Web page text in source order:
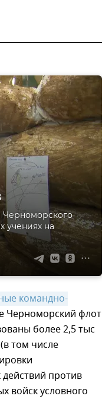
Черноморского
учениях на
командно-
Черноморский флот
более 2,5 тыс
том числе
против
войск условного